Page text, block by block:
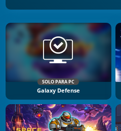
SOLO PARA PC
Galaxy Defense